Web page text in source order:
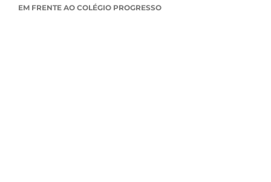
EM FRENTE AO COLÉGIO PROGRESSO